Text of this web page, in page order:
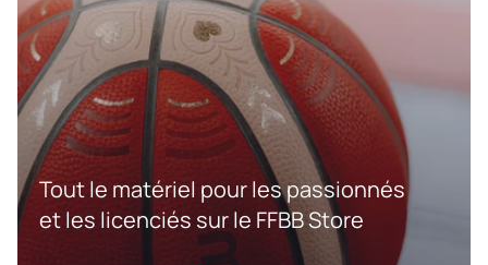
Tout le matériel pour les passionnés
et les licenciés sur le FFBB Store